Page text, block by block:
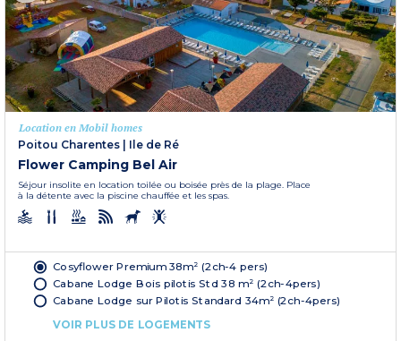
Location en Mobil homes
Poitou Charentes
Ile de Ré
Flower Camping Bel Air
Séjour insolite en location toilée ou boisée près de la plage. Place
à la détente avec la piscine chauffée et les spas.
Cosyflower Premium 38m² (2ch-4 pers)
Cabane Lodge Bois pilotis Std 38 m² (2ch-4pers)
Cabane Lodge sur Pilotis Standard 34m² (2ch-4pers)
VOIR PLUS DE LOGEMENTS